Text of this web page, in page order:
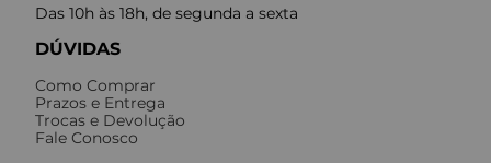
Das 10h às 18h, de segunda a sexta
DÚVIDAS
Como Comprar
Prazos e Entrega
Trocas e Devolução
Fale Conosco